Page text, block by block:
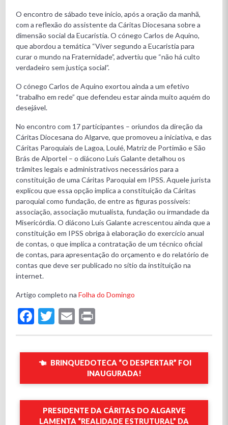
O encontro de sábado teve início, após a oração da manhã,
com a reflexão do assistente da Cáritas Diocesana sobre a
dimensão social da Eucaristia. O cónego Carlos de Aquino,
que abordou a temática “Viver segundo a Eucaristia para
curar o mundo na Fraternidade”, advertiu que “não há culto
verdadeiro sem justiça social”.
O cónego Carlos de Aquino exortou ainda a um efetivo
“trabalho em rede” que defendeu estar ainda muito aquém do
desejável.
No encontro com 17 participantes – oriundos da direção da
Cáritas Diocesana do Algarve, que promoveu a iniciativa, e das
Cáritas Paroquiais de Lagoa, Loulé, Matriz de Portimão e São
Brás de Alportel – o diácono Luís Galante detalhou os
trâmites legais e administrativos necessários para a
constituição de uma Cáritas Paroquial em IPSS. Aquele jurista
explicou que essa opção implica a constituição da Cáritas
paroquial como fundação, de entre as figuras possíveis:
associação, associação mutualista, fundação ou irmandade da
Misericórdia. O diácono Luís Galante acrescentou ainda que a
constituição em IPSS obriga à elaboração do exercício anual
de contas, o que implica a contratação de um técnico oficial
de contas, para apresentação do orçamento e do relatório de
contas que deve ser publicado no sítio da instituição na
internet.
Artigo completo naFolha do Domingo
Facebook
Twitter
Email
BRINQUEDOTECA “O DESPERTAR” FOI
INAUGURADA!
PRESIDENTE DA CÁRITAS DO ALGARVE
LAMENTA “REALIDADE ESTRUTURAL” DA